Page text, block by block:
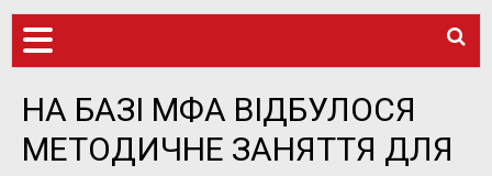
НА БАЗІ МФА ВІДБУЛОСЯ
МЕТОДИЧНЕ ЗАНЯТТЯ ДЛЯ